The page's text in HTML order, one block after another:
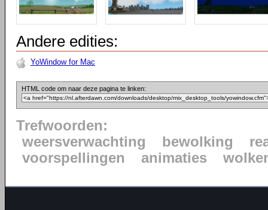
Andere edities:
YoWindow for Mac
HTML code om naar deze pagina te linken:
Trefwoorden:
weersverwachting
bewolking
voorspellingen
animaties